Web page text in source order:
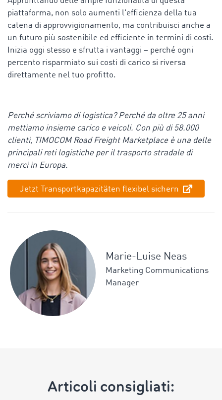
piattaforma, non solo aumenti l'efficienza della tua
catena di approvvigionamento, ma contribuisci anche a
un futuro più sostenibile ed efficiente in termini di costi.
Inizia oggi stesso e sfrutta i vantaggi – perché ogni
percento risparmiato sui costi di carico si riversa
direttamente nel tuo profitto.
Perché scriviamo di logistica? Perché da oltre 25 anni
mettiamo insieme carico e veicoli. Con più di 58.000
clienti, TIMOCOM Road Freight Marketplace è una delle
principali reti logistiche per il trasporto stradale di
merci in Europa.
Jetzt Transportkapazitäten flexibel sichern
Marie-Luise Neas
Marketing Communications
Manager
Articoli consigliati: